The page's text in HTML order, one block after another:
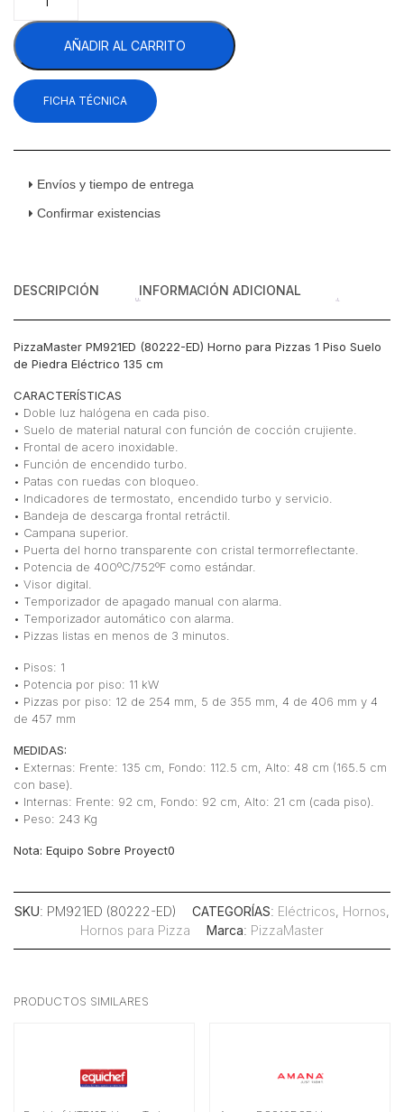
PM921ED
(80222-
ED)
Horno
para
Pizzas
Eléctrico
AÑADIR AL CARRITO
FICHA TÉCNICA
Envíos y tiempo de entrega
Confirmar existencias
DESCRIPCIÓN INFORMACIÓN ADICIONAL
PizzaMaster PM921ED (80222-ED) Horno para Pizzas 1 Piso Suelo
de Piedra Eléctrico 135 cm
CARACTERÍSTICAS
• Doble luz halógena en cada piso.
• Suelo de material natural con función de cocción crujiente.
• Frontal de acero inoxidable.
• Función de encendido turbo.
• Patas con ruedas con bloqueo.
• Indicadores de termostato, encendido turbo y servicio.
• Bandeja de descarga frontal retráctil.
• Campana superior.
• Puerta del horno transparente con cristal termorreflectante.
• Potencia de 400ºC/752ºF como estándar.
• Visor digital.
• Temporizador de apagado manual con alarma.
• Temporizador automático con alarma.
• Pizzas listas en menos de 3 minutos.
• Pisos: 1
• Potencia por piso: 11 kW
• Pizzas por piso: 12 de 254 mm, 5 de 355 mm, 4 de 406 mm y 4
de 457 mm
MEDIDAS:
• Externas: Frente: 135 cm, Fondo: 112.5 cm, Alto: 48 cm (165.5 cm
con base).
• Internas: Frente: 92 cm, Fondo: 92 cm, Alto: 21 cm (cada piso).
• Peso: 243 Kg
Nota: Equipo Sobre Proyect0
SKU: PM921ED (80222-ED) CATEGORÍAS: Eléctricos, Hornos,
Hornos para Pizza
Marca: PizzaMaster
PRODUCTOS SIMILARES